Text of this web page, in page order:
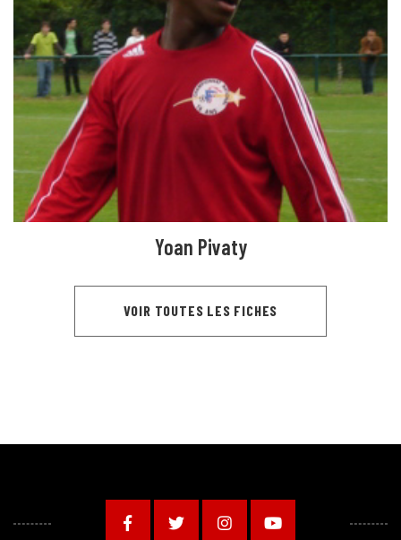
Yoan Pivaty
VOIR TOUTES LES FICHES